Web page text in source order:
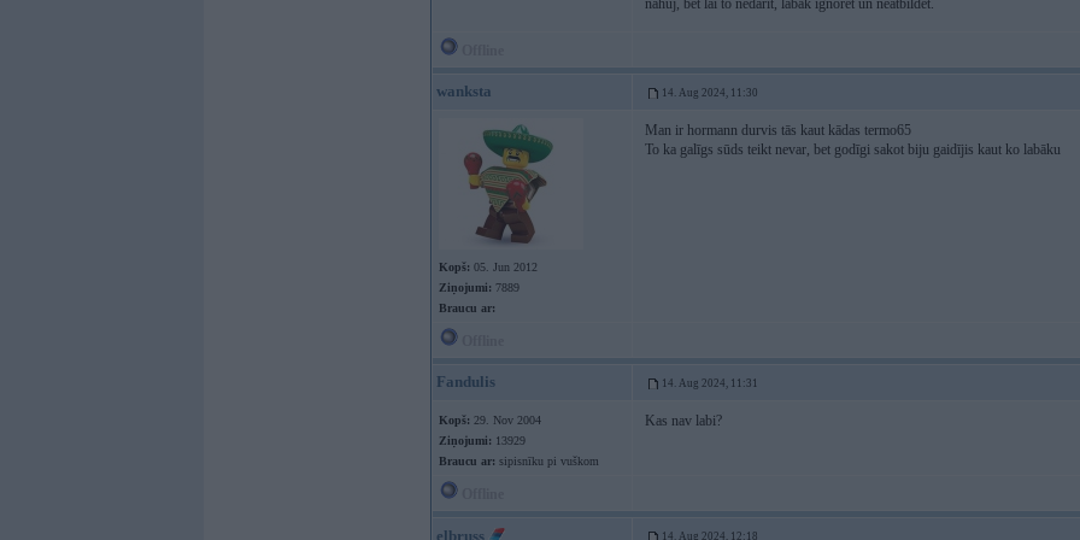
nahuj, bet lai to nedarīt, labāk ignorēt un neatbildēt.
wanksta 14. Aug 2024, 11:30
Kopš: 05. Jun 2012
Ziņojumi: 7889
Braucu ar:
Man ir hormann durvis tās kaut kādas termo65
To ka galīgs sūds teikt nevar, bet godīgi sakot biju gaidījis kaut ko labāku
Fandulis 14. Aug 2024, 11:31
Kopš: 29. Nov 2004
Ziņojumi: 13929
Braucu ar: sipisnīku pi vuškom
Kas nav labi?
elbruss 14. Aug 2024, 12:18